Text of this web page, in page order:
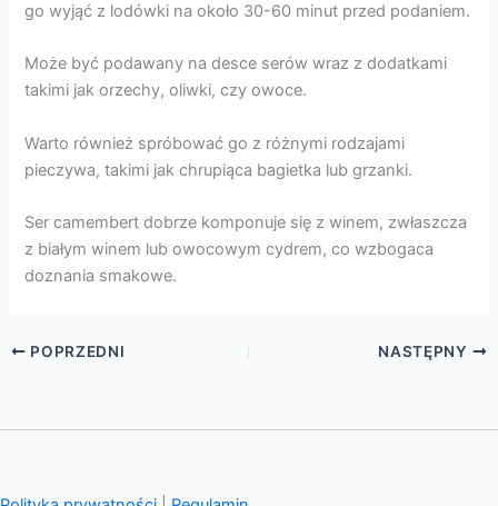
go wyjąć z lodówki na około 30-60 minut przed podaniem.
Może być podawany na desce serów wraz z dodatkami
takimi jak orzechy, oliwki, czy owoce.
Warto również spróbować go z różnymi rodzajami
pieczywa, takimi jak chrupiąca bagietka lub grzanki.
Ser camembert dobrze komponuje się z winem, zwłaszcza
z białym winem lub owocowym cydrem, co wzbogaca
doznania smakowe.
POPRZEDNI NASTĘPNY